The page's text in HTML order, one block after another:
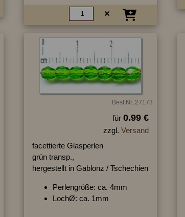
Best.Nr.:27173
für 0.99 €
zzgl. Versand
facettierte Glasperlen
grün transp.,
hergestellt in Gablonz / Tschechien
Perlengröße: ca. 4mm
LochØ: ca. 1mm